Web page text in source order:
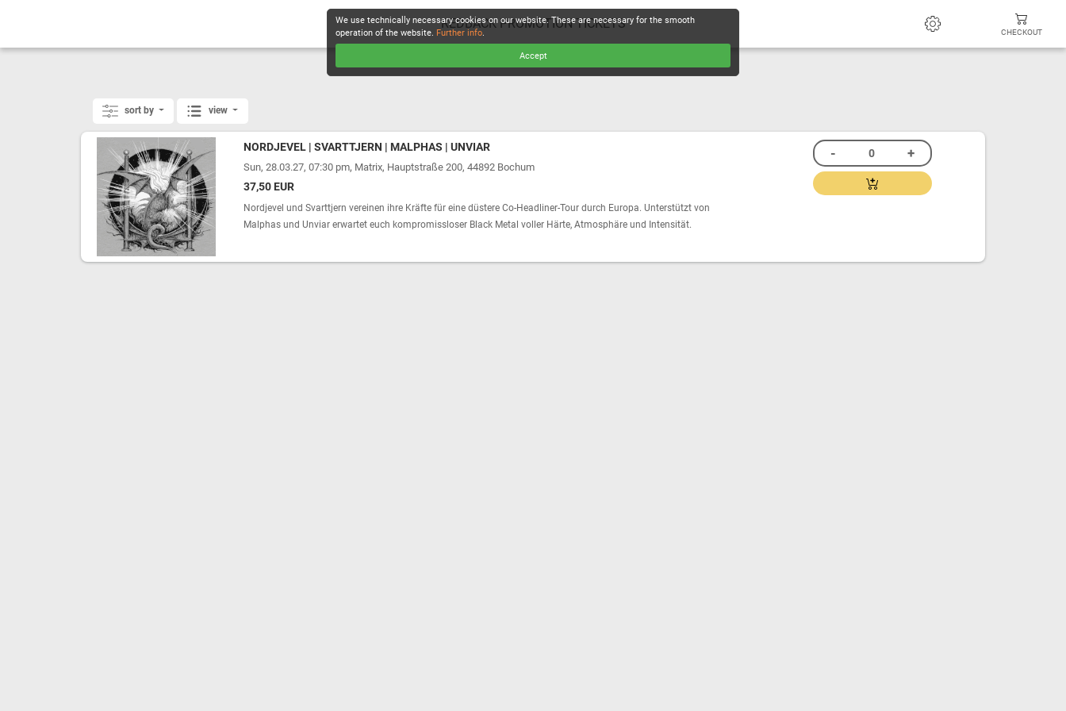
REDBACK PROMOTION TICKETS
CHECKOUT
sort by view
NORDJEVEL | SVARTTJERN | MALPHAS | UNVIAR
Sun, 28.03.27, 07:30 pm, Matrix, Hauptstraße 200, 44892 Bochum
37,50 EUR
Nordjevel und Svarttjern vereinen ihre Kräfte für eine düstere Co-Headliner-Tour durch Europa. Unterstützt von
Malphas und Unviar erwartet euch kompromissloser Black Metal voller Härte, Atmosphäre und Intensität.
We use technically necessary cookies on our website. These are necessary for the smooth
operation of the website. Further info.
Accept